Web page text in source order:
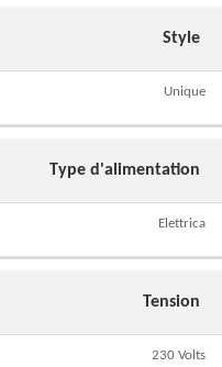
Style
Unique
Type d'alimentation
Elettrica
Tension
230 Volts